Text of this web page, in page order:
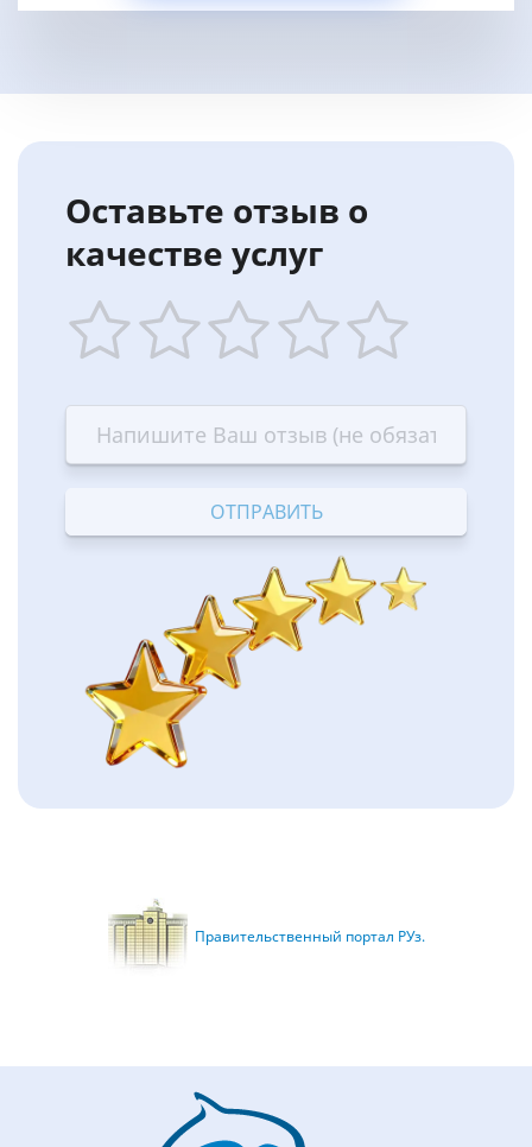
Оставьте отзыв о
качестве услуг
star
Terrible
stars
—
Bad
stars
—
OK
stars
—
Good
stars
—
Excellent
Правительственный портал РУз.